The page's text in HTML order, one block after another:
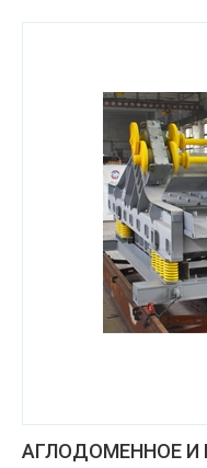
АГЛОДОМЕННОЕ И